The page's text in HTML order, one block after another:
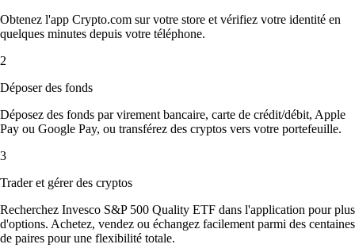
Obtenez l'app Crypto.com sur votre store et vérifiez votre identité en
quelques minutes depuis votre téléphone.
2
Déposer des fonds
Déposez des fonds par virement bancaire, carte de crédit/débit, Apple
Pay ou Google Pay, ou transférez des cryptos vers votre portefeuille.
3
Trader et gérer des cryptos
Recherchez Invesco S&P 500 Quality ETF dans l'application pour plus
d'options. Achetez, vendez ou échangez facilement parmi des centaines
de paires pour une flexibilité totale.